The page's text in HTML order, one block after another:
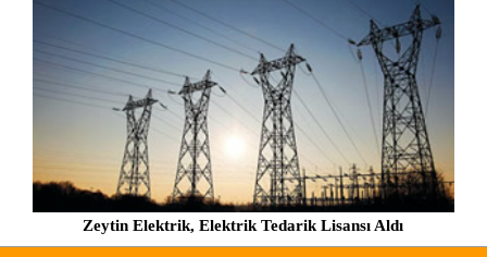
Zeytin Elektrik, Elektrik Tedarik Lisansı Aldı